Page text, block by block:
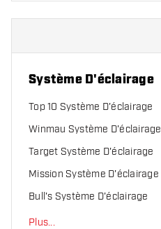
Système D'éclairage
Top 10 Système D'éclairage
Winmau Système D'éclairage
Target Système D'éclairage
Mission Système D'éclairage
Bull's Système D'éclairage
Plus...